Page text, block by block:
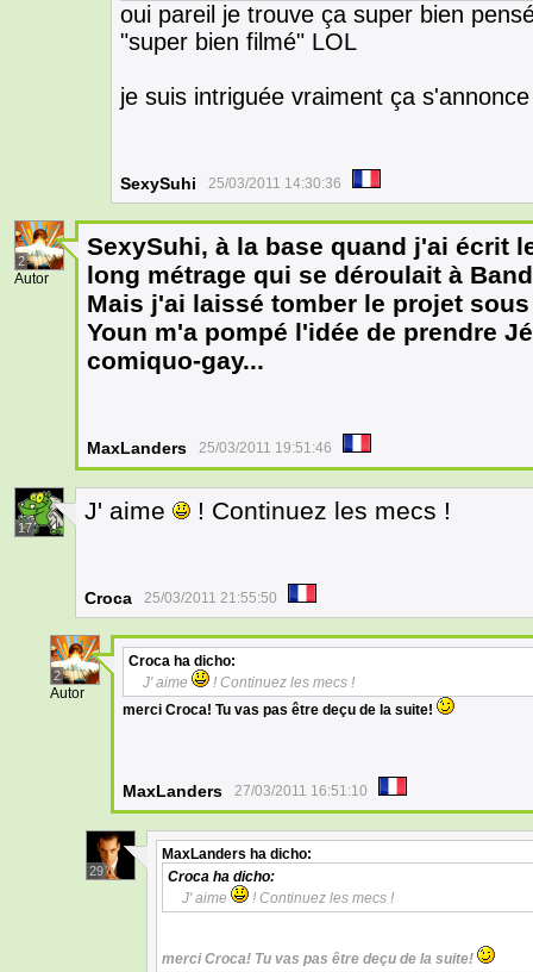
oui pareil je trouve ça super bien
"super bien filmé" LOL
je suis intriguée vraiment ça
SexySuhi 25/03/2011 14:30:36
2
Autor
SexySuhi, à la base quand j'ai écrit
long métrage qui se déroulait à
Mais j'ai laissé tomber le projet
Youn m'a pompé l'idée de prendre
comiquo-gay...
MaxLanders 25/03/2011 19:51:46
17
J' aime ! Continuez les mecs !
Croca 25/03/2011 21:55:50
2
Autor
Croca ha dicho:
J' aime
! Continuez les mecs !
merci Croca! Tu vas pas être deçu de la suite!
MaxLanders 27/03/2011 16:51:10
29
MaxLanders ha dicho:
Croca ha dicho:
J' aime
! Continuez les mecs !
merci Croca! Tu vas pas être deçu de la suite!